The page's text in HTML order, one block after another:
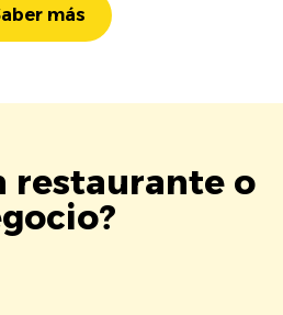
más
restaurante o